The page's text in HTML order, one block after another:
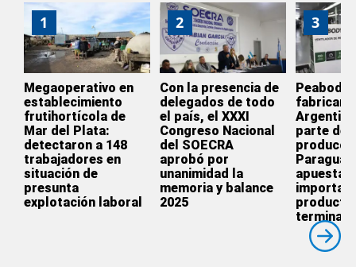
1
Megaoperativo en
establecimiento
frutihortícola de
Mar del Plata:
detectaron a 148
trabajadores en
situación de
presunta
explotación laboral
2
Con la presencia de
delegados de todo
el país, el XXXI
Congreso Nacional
del SOECRA
aprobó por
unanimidad la
memoria y balance
2025
3
Peabody
fabricar
parte de
apuesta
importar